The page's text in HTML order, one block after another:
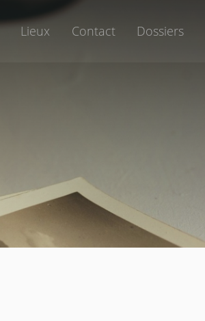
Lieux Contact Dossiers